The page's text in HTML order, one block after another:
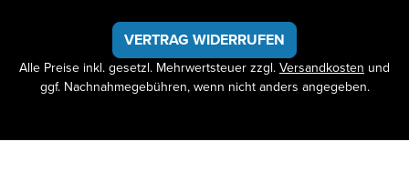
VERTRAG WIDERRUFEN
Alle Preise inkl. gesetzl. Mehrwertsteuer zzgl.Versandkosten und
ggf. Nachnahmegebühren, wenn nicht anders angegeben.